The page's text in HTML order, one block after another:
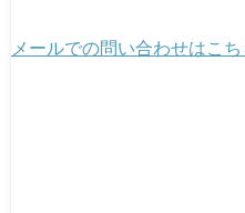
メールでの問い合わせはこち